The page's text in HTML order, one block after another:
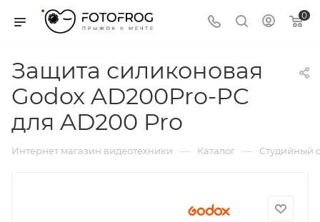
0
Защита силиконовая
Godox AD200Pro-PC
для AD200 Pro
Интернет магазин видеотехники — Каталог — Студийный